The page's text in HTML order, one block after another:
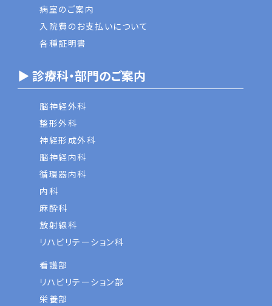
病室のご案内
入院費のお支払いについて
各種証明書
▶ 診療科・部門のご案内
脳神経外科
整形外科
神経形成外科
脳神経内科
循環器内科
内科
麻酔科
放射線科
リハビリテーション科
看護部
リハビリテーション部
栄養部